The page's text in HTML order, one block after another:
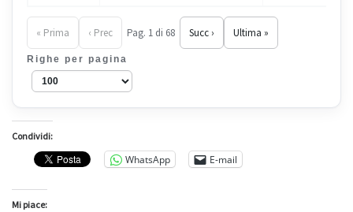
« Prima ‹ Prec Pag. 1 di 68 Succ › Ultima »
Righe per pagina
Condividi:
WhatsApp E-mail
Mi piace: